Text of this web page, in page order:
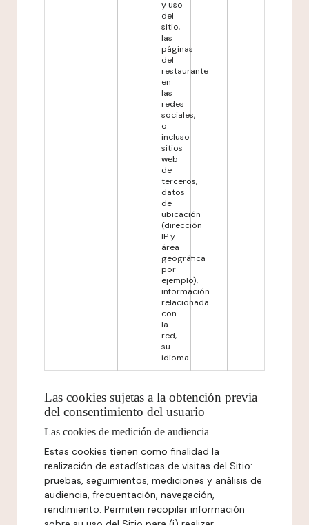
y uso
del
sitio,
las
páginas
del
restaurante
en
las
redes
sociales,
o
incluso
sitios
web
de
terceros,
datos
de
ubicación
(dirección
IP y
área
geográfica
por
ejemplo),
información
relacionada
con
la
red,
su
idioma.
Las cookies sujetas a la obtención previa
del consentimiento del usuario
Las cookies de medición de audiencia
Estas cookies tienen como finalidad la
realización de estadísticas de visitas del Sitio:
pruebas, seguimientos, mediciones y análisis de
audiencia, frecuentación, navegación,
rendimiento. Permiten recopilar información